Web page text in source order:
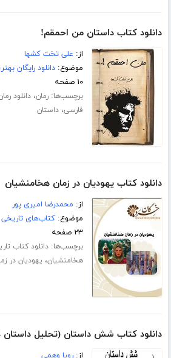
دانلود کتاب داستان من احمقم!
از: علی تخت کشها
موضوع:دانلود رایگان
۱۰ صفحه
برچسب‌ها:رمان،دانلود
فارسی،داستان
دانلود کتاب یهودیان در زمان هخامنشیان
از: محمدرضا امیری پور
موضوع:کتاب‌های تاریخی
۲۳ صفحه
برچسب‌ها:دانلود کتاب
هخامنشیان، یهودیان در
دانلود کتاب شش داستان (تحلیل